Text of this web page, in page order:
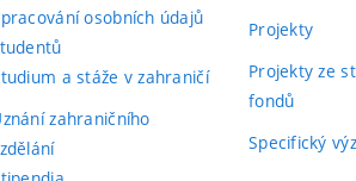
osobních údajů
a stáže v zahraničí
zahraničního
Projekty
Projekty ze
fondů
Specifický